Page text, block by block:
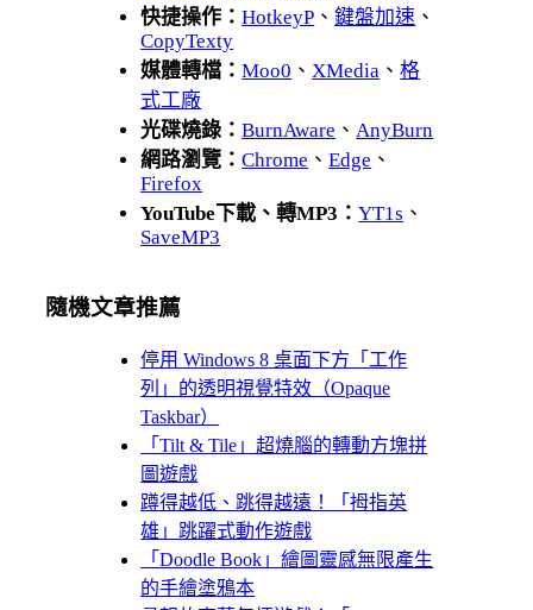
快捷操作：HotkeyP 、鍵盤加速 、
CopyTexty
媒體轉檔：Moo0 、 XMedia 、格
式工廠
光碟燒錄：BurnAware 、 AnyBurn
網路瀏覽：Chrome 、Edge 、
Firefox
YouTube下載、轉MP3：YT1s 、
SaveMP3
隨機文章推薦
停用 Windows 8 桌面下方「工作
列」的透明視覺特效（Opaque
Taskbar）
「Tilt & Tile」超燒腦的轉動方塊拼
圖遊戲
蹲得越低、跳得越遠！「拇指英
雄」跳躍式動作遊戲
「Doodle Book」繪圖靈感無限產生
的手繪塗鴉本